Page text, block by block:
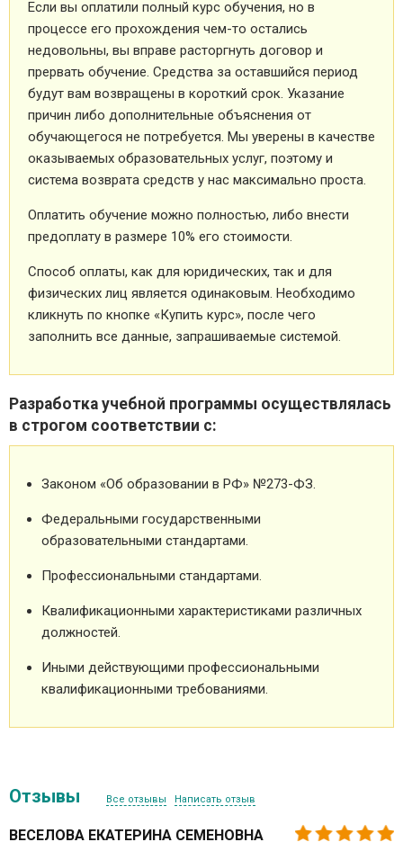
Если вы оплатили полный курс обучения, но в
процессе его прохождения чем-то остались
недовольны, вы вправе расторгнуть договор и
прервать обучение. Средства за оставшийся период
будут вам возвращены в короткий срок. Указание
причин либо дополнительные объяснения от
обучающегося не потребуется. Мы уверены в качестве
оказываемых образовательных услуг, поэтому и
система возврата средств у нас максимально проста.
Оплатить обучение можно полностью, либо внести
предоплату в размере 10% его стоимости.
Способ оплаты, как для юридических, так и для
физических лиц является одинаковым. Необходимо
кликнуть по кнопке «Купить курс», после чего
заполнить все данные, запрашиваемые системой.
Разработка учебной программы осуществлялась
в строгом соответствии с:
Законом «Об образовании в РФ» №273-ФЗ.
Федеральными государственными
образовательными стандартами.
Профессиональными стандартами.
Квалификационными характеристиками различных
должностей.
Иными действующими профессиональными
квалификационными требованиями.
Отзывы Все отзывы Написать отзыв
ВЕСЕЛОВА ЕКАТЕРИНА СЕМЕНОВНА